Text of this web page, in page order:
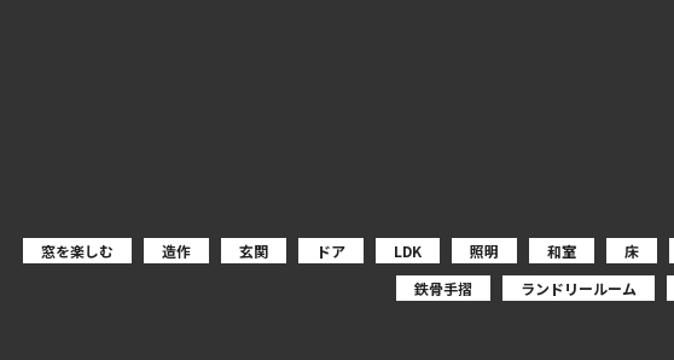
窓を楽しむ 造作 玄関 ドア LDK 照明 和室 床
鉄骨手摺
ランドリールーム